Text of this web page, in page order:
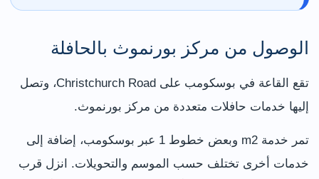
الوصول من مركز بورنموث بالحافلة
تقع القاعة في بوسكومب على Christchurch Road، وتصل
إليها خدمات حافلات متعددة من مركز بورنموث.
تمر خدمة m2 وبعض خطوط 1 عبر بوسكومب، إضافة إلى
خدمات أخرى تختلف حسب الموسم والتحويلات. انزل قرب